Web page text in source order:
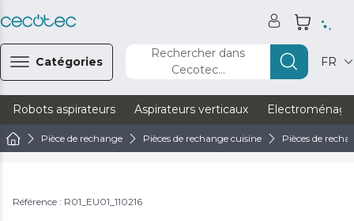
Catégories
Rechercher dans
Cecotec...
FR
Robots aspirateurs Aspirateurs verticaux
Pièce de rechange Pièces de rechange cuisine Pièces de
Référence : R01_EU01_110216